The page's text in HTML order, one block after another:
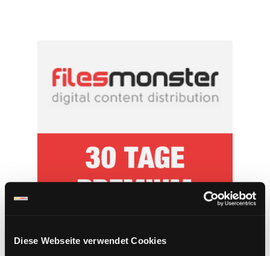
Diese Webseite verwendet Cookies